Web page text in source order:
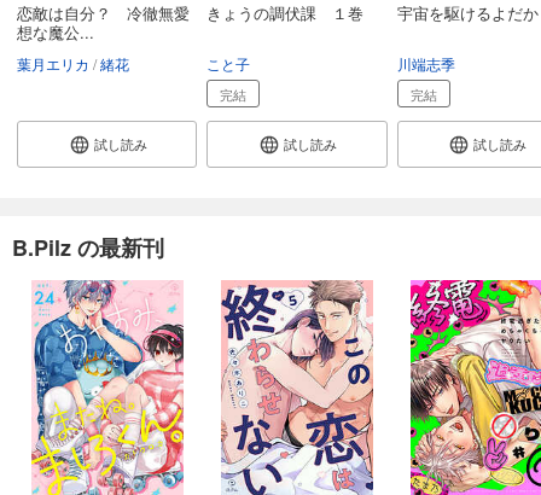
恋敵は自分？ 冷徹無愛
想な魔公...
葉月エリカ 緒花
試し読み
きょうの調伏課 １巻
こと子
完結
試し読み
宇宙を駆けるよだ
川端志季
完結
試し読み
B.Pilz の最新刊